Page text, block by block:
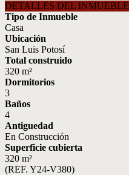
DETALLES DEL INMUEBLE
Tipo de Inmueble
Casa
Ubicación
San Luis Potosí
Total construido
320 m²
Dormitorios
3
Baños
4
Antiguedad
En Construcción
Superficie cubierta
320 m²
(REF. Y24-V380)